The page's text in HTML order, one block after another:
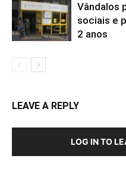
Vândalos
sociais e
2 anos
LEAVE A REPLY
LOG IN TO